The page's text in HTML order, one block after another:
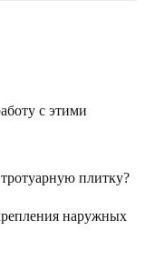
с этими
плитку?
наружных